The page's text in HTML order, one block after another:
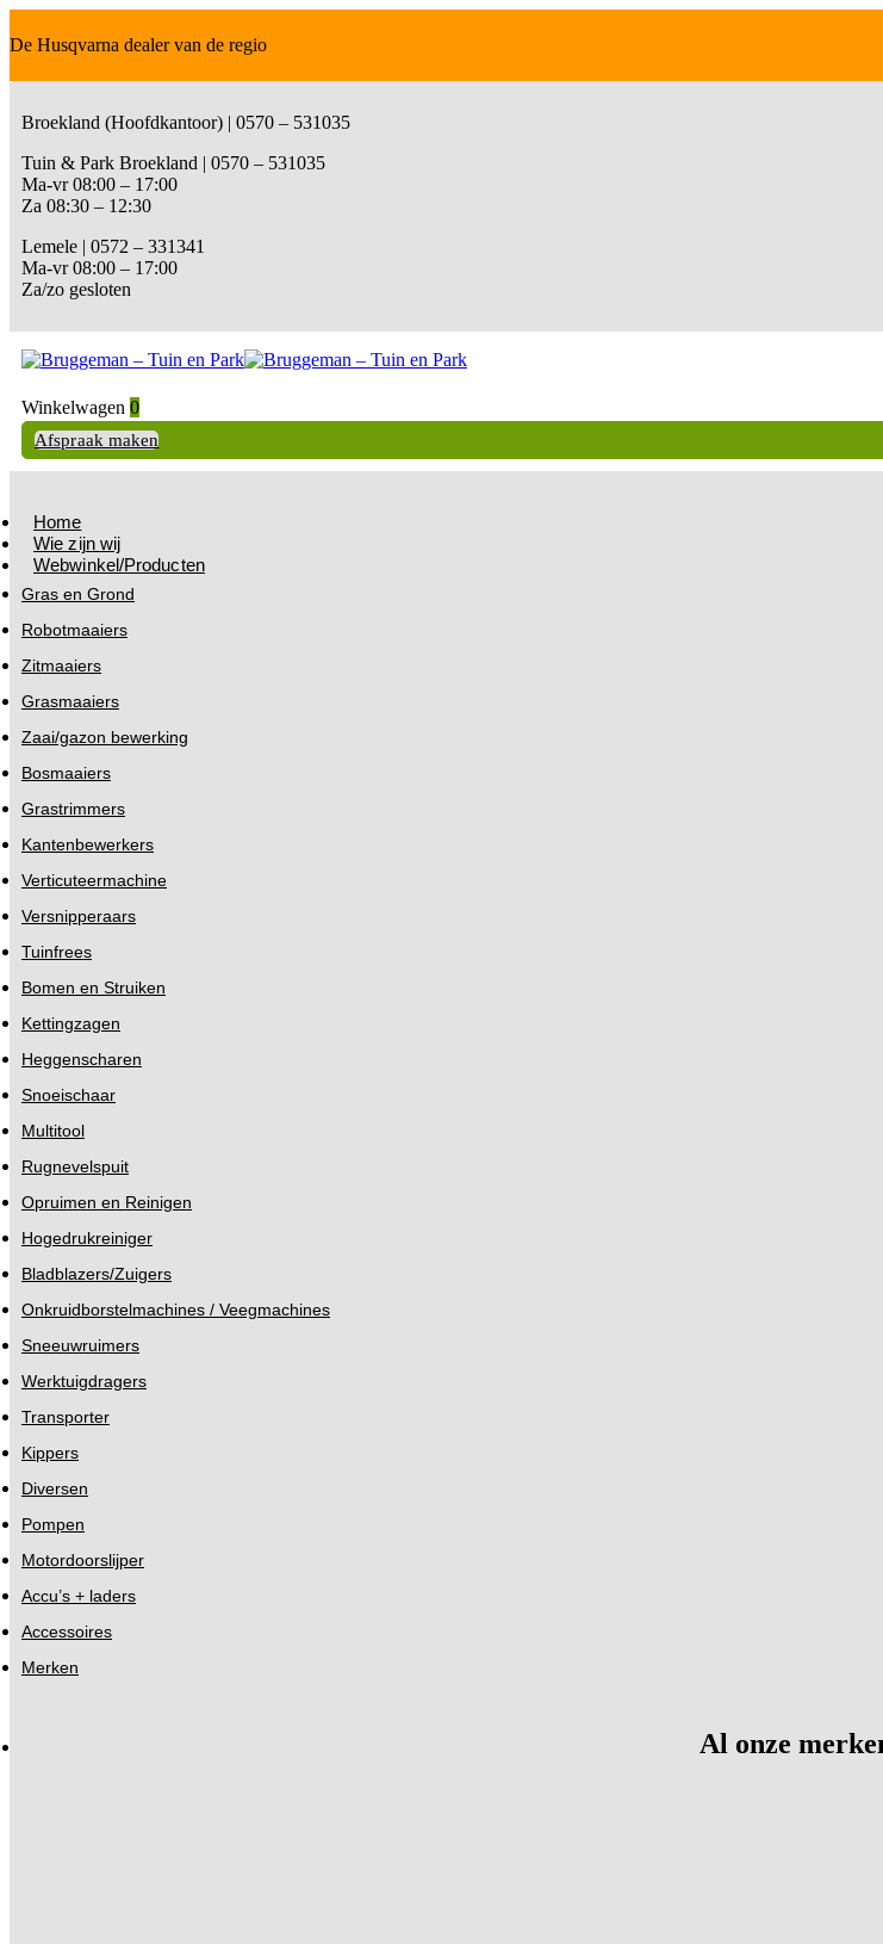
De Husqvarna dealer van de regio
Broekland (Hoofdkantoor) | 0570 – 531035
Tuin & Park Broekland | 0570 – 531035
Ma-vr 08:00 – 17:00
Za 08:30 – 12:30
Lemele | 0572 – 331341
Ma-vr 08:00 – 17:00
Za/zo gesloten
Winkelwagen 0
Afspraak maken
Home
Wie zijn wij
Webwinkel/Producten
Gras en Grond
Robotmaaiers
Zitmaaiers
Grasmaaiers
Zaai/gazon bewerking
Bosmaaiers
Grastrimmers
Kantenbewerkers
Verticuteermachine
Versnipperaars
Tuinfrees
Bomen en Struiken
Kettingzagen
Heggenscharen
Snoeischaar
Multitool
Rugnevelspuit
Opruimen en Reinigen
Hogedrukreiniger
Bladblazers/Zuigers
Onkruidborstelmachines / Veegmachines
Sneeuwruimers
Werktuigdragers
Transporter
Kippers
Diversen
Pompen
Motordoorslijper
Accu’s + laders
Accessoires
Merken
Al onze